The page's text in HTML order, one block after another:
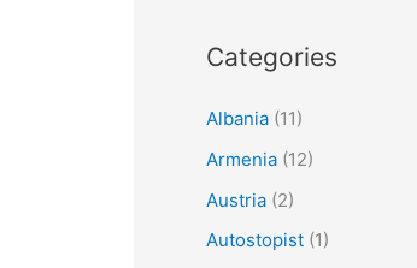
Categories
Albania(11)
Armenia(12)
Austria(2)
Autostopist(1)